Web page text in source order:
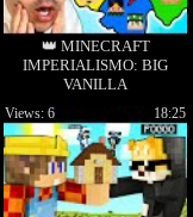
👑 MINECRAFT
IMPERIALISMO: BIG
VANILLA
18:25
Views: 6